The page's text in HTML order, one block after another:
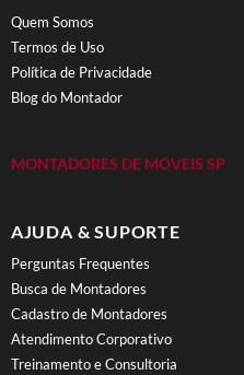
Quem Somos
Termos de Uso
Política de Privacidade
Blog do Montador
MONTADORES DE MÓVEIS SP
AJUDA & SUPORTE
Perguntas Frequentes
Busca de Montadores
Cadastro de Montadores
Atendimento Corporativo
Treinamento e Consultoria